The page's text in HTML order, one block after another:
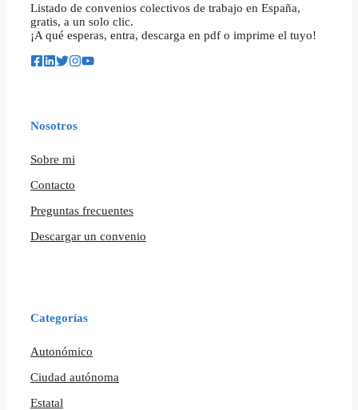
Listado de convenios colectivos de trabajo en España,
gratis, a un solo clic.
¡A qué esperas, entra, descarga en pdf o imprime el tuyo!
Nosotros
Sobre mi
Contacto
Preguntas frecuentes
Descargar un convenio
Categorías
Autonómico
Ciudad autónoma
Estatal